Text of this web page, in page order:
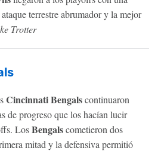
terrestre abrumador y la mejor
Trotter
CincinnatiBengalscontinuaron
de progreso que los hacían lucir
LosBengalscometieron dos
mitad y la defensiva permitió